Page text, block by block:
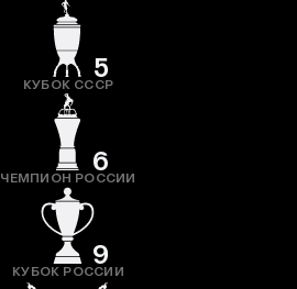
5
КУБОК СССР
6
ЧЕМПИОН РОССИИ
9
КУБОК РОССИИ